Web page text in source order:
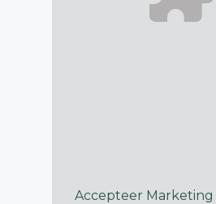
Accepteer Marketing